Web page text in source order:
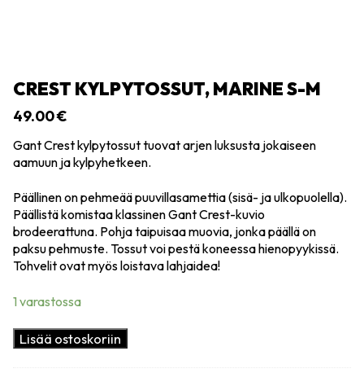
CREST KYLPYTOSSUT, MARINE S-M
49.00€
Gant Crest kylpytossut tuovat arjen luksusta jokaiseen
aamuun ja kylpyhetkeen.
Päällinen on pehmeää puuvillasamettia (sisä- ja ulkopuolella).
Päällistä komistaa klassinen Gant Crest-kuvio
brodeerattuna. Pohja taipuisaa muovia, jonka päällä on
paksu pehmuste. Tossut voi pestä koneessa hienopyykissä.
Tohvelit ovat myös loistava lahjaidea!
1 varastossa
Crest
kylpytossut,
Lisää ostoskoriin